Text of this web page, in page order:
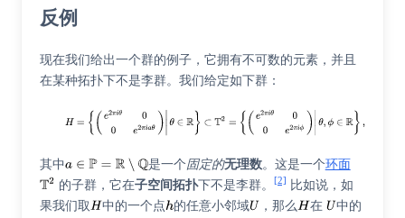
反例
现在我们给出一个群的例子，它拥有不可数的元素，并且
在某种拓扑下不是李群。我们给定如下群：
其中 是一个固定的无理数。这是一个环面
的子群，它在子空间拓扑下不是李群。 [2]
比如说，如
果我们取
中的一个点 的任意小邻域 ，那么 在
中的